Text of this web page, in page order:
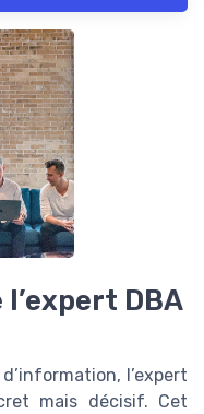
DBA
l’expert
mais décisif. Cet